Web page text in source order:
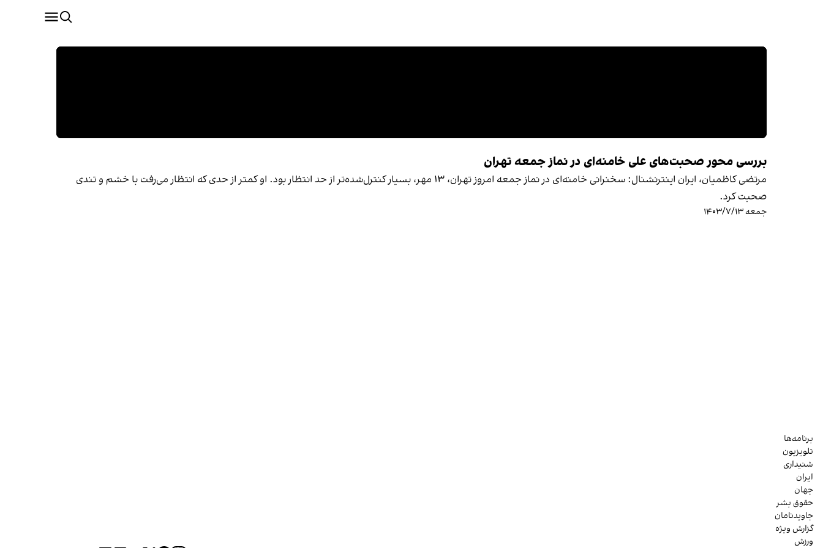
بررسی محور صحبت‌های علی خامنه‌ای در نماز جمعه تهران
مرتضی کاظمیان، ایران اینترنشنال: سخنرانی خامنه‌ای در نماز جمعه امروز تهران، ۱۳ مهر، بسیار کنترل‌شده‌تر از حد انتظار بود. او کمتر از حدی که انتظار می‌رفت با خشم و تندی
صحبت کرد.
جمعه ۱۴۰۳/۷/۱۳
برنامه‌ها
تلویزیون
شنیداری
ایران
جهان
حقوق بشر
جاویدنامان
گزارش ویژه
ورزش